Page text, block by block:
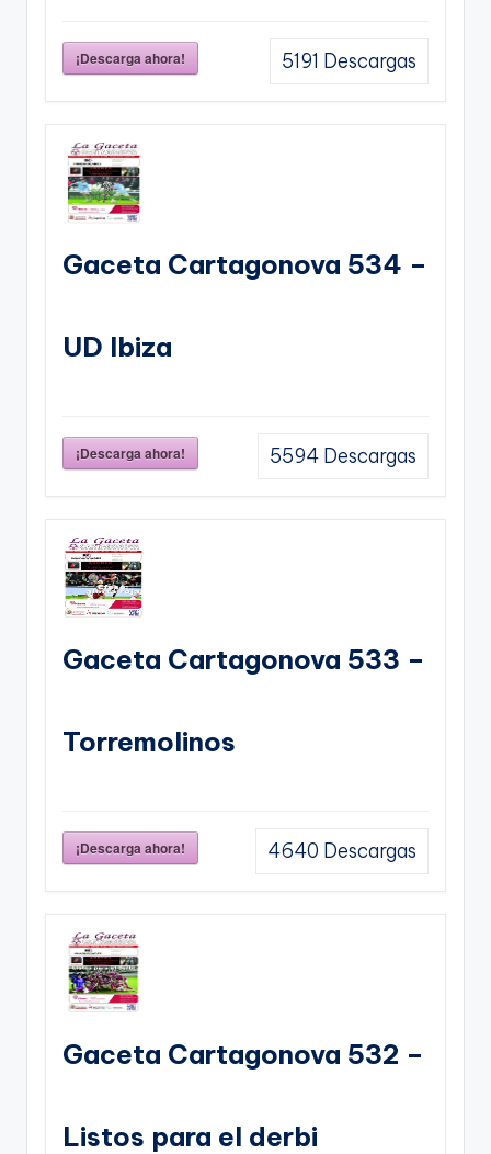
¡Descarga ahora! 5191 Descargas
Gaceta Cartagonova 534 –
UD Ibiza
¡Descarga ahora! 5594 Descargas
Gaceta Cartagonova 533 –
Torremolinos
¡Descarga ahora! 4640 Descargas
Gaceta Cartagonova 532 –
Listos para el derbi